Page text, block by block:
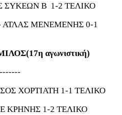
ΣΥΚΕΩΝ Β 1-2 ΤΕΛΙΚΟ
ΜΕΝΕΜΕΝΗΣ 0-1
αγωνιστική)
ΧΟΡΤΙΑΤΗ 1-1 ΤΕΛΙΚΟ
ΚΡΗΝΗΣ 1-2 ΤΕΛΙΚΟ